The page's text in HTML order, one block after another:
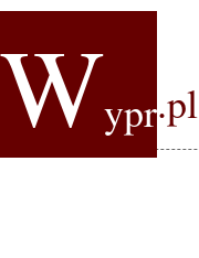
Wypr.pl